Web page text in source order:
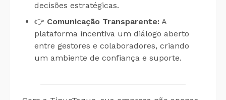
decisões estratégicas.
👉 Comunicação Transparente: A
plataforma incentiva um diálogo aberto
entre gestores e colaboradores, criando
um ambiente de confiança e suporte.